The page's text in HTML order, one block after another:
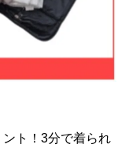
ト！3分で着られ